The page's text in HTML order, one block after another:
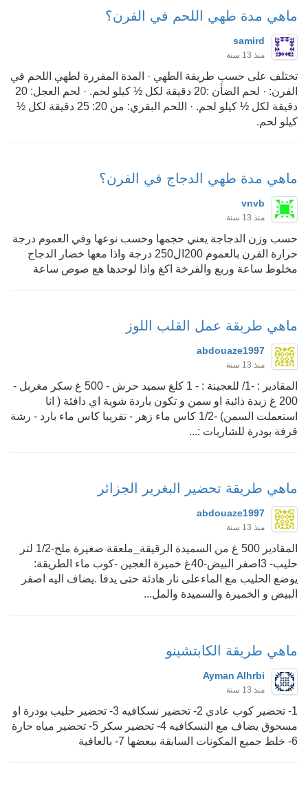
ماهي مدة طهي اللحم في الفرن؟
samird
منذ 13 سنة
تختلف على حسب طريقة الطهي · المدة المقررة لطهي اللحم في
الفرن: · لحم الضأن :20 دقيقة لكل ½ كيلو لحم. · لحم العجل: 20
دقيقة لكل ½ كيلو لحم. · اللحم البقري: من 20: 25 دقيقة لكل ½
كيلو لحم.
ماهي مدة طهي الدجاج في الفرن؟
vnvb
منذ 13 سنة
حسب وزن الدجاجة يعني حجمها وحسب نوعها وفي العموم درجة
حرارة الفرن بالعموم 200ال250 درجة واذا معها خضار الدجاج
مخلوط ساعة وربع والفرخة اكغ واذا لوحدها هع صوص ساعة
ماهي طريقة عمل القلب اللوز
abdouaze1997
منذ 13 سنة
المقادير : -1/ للعجينة : - 1 كلغ سميد حرش - 500 غ سكر مغربل -
200 غ زبدة ذائبة او سمن و تكون باردة شوية اي دافئة ( انا
استعملت السمن) -1/2 كاس ماء زهر - تقريبا كاس ماء بارد - رشة
قرفة بودرة للشاربات :...
ماهي طريقة تحضير البغرير الجزائر
abdouaze1997
منذ 13 سنة
المقادير 500 غ من السميدة الرقيقة_ملعقة صغيرة ملح-1/2 لتر
حليب- 3اصفر البيض-40غ خميرة العجين -كوب ماء الطريقة:
يوضع الحليب مع الماءعلى نار هادئة حتى يدفا .يضاف اليه اصفر
البيض و الخميرة والسميدة والمل...
ماهي طريقة الكابتشينو
Ayman Alhrbi
منذ 13 سنة
1- تحضير كوب عادي 2- تحضير نسكافيه 3- تحضير حليب بودرة او
مسحوق يضاف مع النسكافيه 4- تحضير سكر 5- تحضير مياه حارة
6- خلط جميع المكونات السابقة ببعضها 7- بالعافية